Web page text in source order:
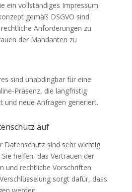
ein vollständiges Impressum
gemäß DSGVO sind
Anforderungen zu
der Mandanten zu
sind unabdingbar für eine
Präsenz, die langfristig
und neue Anfragen generiert.
auf
Datenschutz sind sehr wichtig
helfen, das Vertrauen der
und rechtliche Vorschriften
sorgt dafür, dass